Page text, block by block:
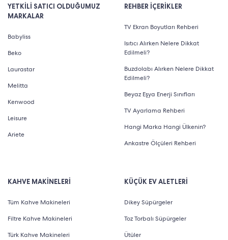
YETKİLİ SATICI OLDUĞUMUZ
MARKALAR
Babyliss
Beko
Laurastar
Melitta
Kenwood
Leisure
Ariete
REHBER İÇERİKLER
TV Ekran Boyutları Rehberi
Isıtıcı Alırken Nelere Dikkat
Edilmeli?
Buzdolabı Alırken Nelere Dikkat
Edilmeli?
Beyaz Eşya Enerji Sınıfları
TV Ayarlama Rehberi
Hangi Marka Hangi Ülkenin?
Ankastre Ölçüleri Rehberi
KAHVE MAKİNELERİ
Tüm Kahve Makineleri
Filtre Kahve Makineleri
Türk Kahve Makineleri
KÜÇÜK EV ALETLERİ
Dikey Süpürgeler
Toz Torbalı Süpürgeler
Ütüler